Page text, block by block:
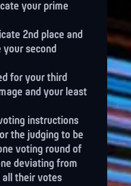
your prime
2nd place and
your second
for your third
and your least
instructions
the judging to be
voting round of
deviating from
their votes